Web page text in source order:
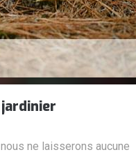
ne laisserons aucune